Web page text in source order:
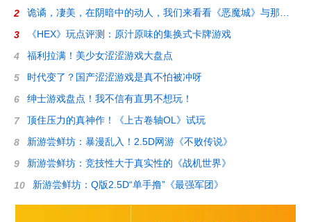
2 诡谲，凄美，在阴暗中的动人，我们来看看《恶魔城》与那些迷人的2D游戏
3 《HEX》玩点评测：原汁原味的集换式卡牌游戏
4 福利拉满！美少女涩涩游戏大盘点
5 时代变了？国产涩涩游戏是真不怕被冲呀
6 绅士游戏盘点！我不信有直男不想玩！
7 顶住压力的真神作！《上古卷轴OL》试玩
8 新游尝鲜坊：暴漫乱入！2.5D网游《不败传说》
9 新游尝鲜坊：竞技性大于真实性的《战机世界》
10 新游尝鲜坊：Q版2.5D“单手撸”《最强军团》